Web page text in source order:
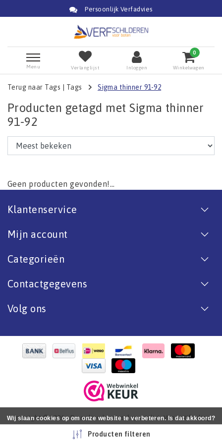
Persoonlijk Verfadvies
Menu Verlanglijst Inloggen
0
Winkelwagen
Terug naar Tags Tags Sigma thinner 91-92
Producten getagd met Sigma thinner
91-92
Geen producten gevonden!...
Klantenservice
Mijn account
Categorieën
Contactgegevens
Volg ons
Copyright © 2026 - De online bootverf specialist. Van antifouling
tot aflak. - All rights reserved - RealizationInStijl Media
Producten filteren
Wij slaan cookies op om onze website te verbeteren. Is dat akkoord?
Nee Meer over cookies »